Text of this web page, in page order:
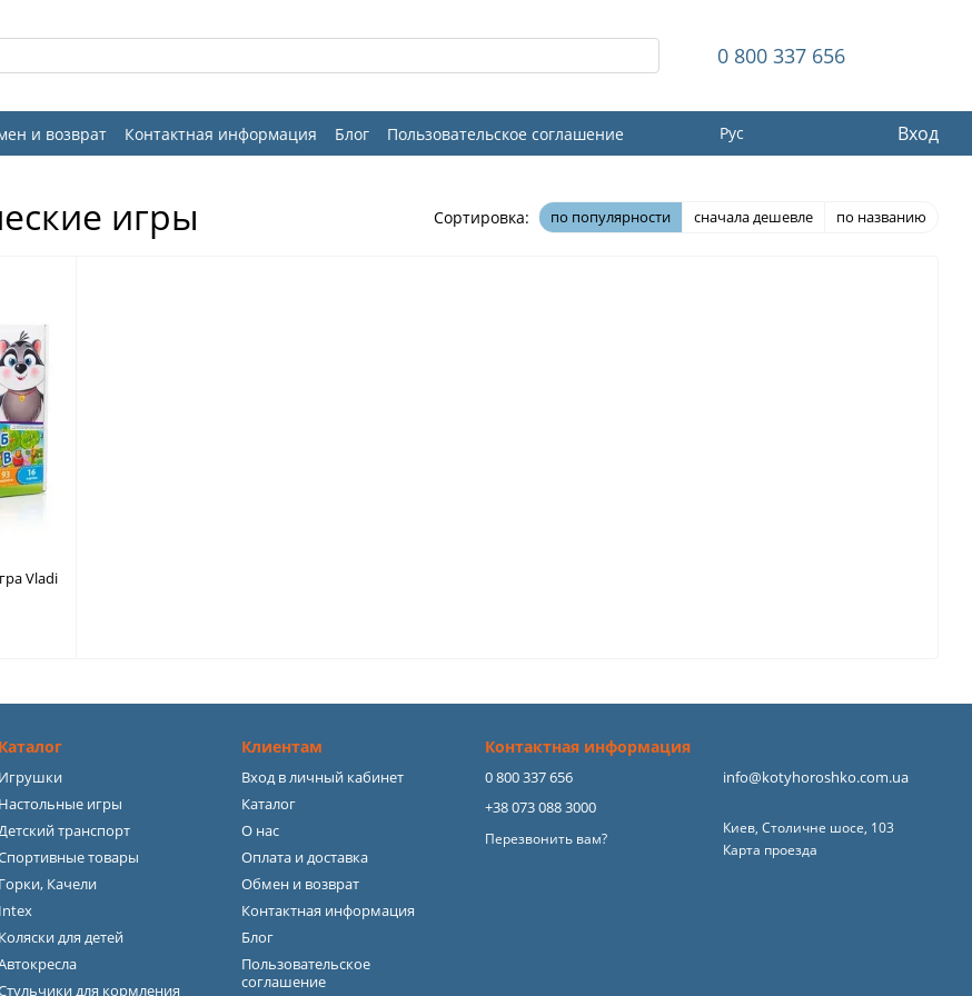
0 800 337 656
и возврат Контактная информация Блог
Пользовательское соглашение
Рус Вход
игры Сортировка: по популярности сначала дешевле по названию
Vladi
Каталог
Игрушки
Настольные игры
транспорт
товары
Горки, Качели
Intex
Коляски для детей
для кормления
Клиентам
Вход в личный кабинет
Каталог
О нас
Оплата и доставка
Обмен и возврат
Контактная информация
Блог
Пользовательское
соглашение
Контактная информация
0 800 337 656
+38 073 088 3000
Перезвонить вам?
info@kotyhoroshko.com.ua
Киев, Столичне шосе, 103
Карта проезда